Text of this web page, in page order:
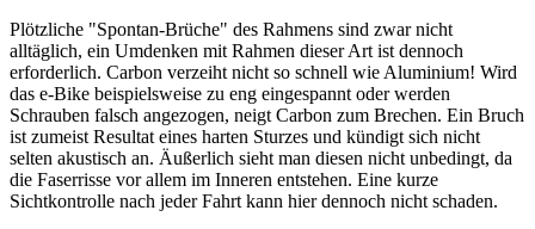
Plötzliche "Spontan-Brüche" des Rahmens sind zwar nicht
alltäglich, ein Umdenken mit Rahmen dieser Art ist dennoch
erforderlich. Carbon verzeiht nicht so schnell wie Aluminium! Wird
das e-Bike beispielsweise zu eng eingespannt oder werden
Schrauben falsch angezogen, neigt Carbon zum Brechen. Ein Bruch
ist zumeist Resultat eines harten Sturzes und kündigt sich nicht
selten akustisch an. Äußerlich sieht man diesen nicht unbedingt, da
die Faserrisse vor allem im Inneren entstehen. Eine kurze
Sichtkontrolle nach jeder Fahrt kann hier dennoch nicht schaden.